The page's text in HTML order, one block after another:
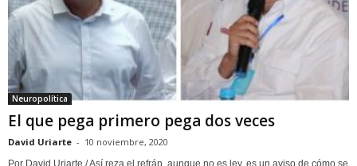
Neuropolítica
El que pega primero pega dos veces
David Uriarte - 10 noviembre, 2020
Por David Uriarte / Así reza el refrán, aunque no es ley, es un aviso de cómo se